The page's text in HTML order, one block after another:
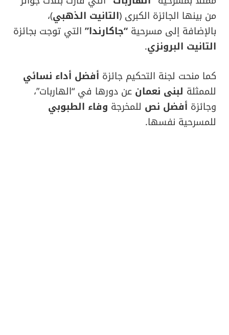
من بينها الجائزة الكبرى (التانيت الذهبي)،
بالإضافة إلى مسرحية “جاكارندا” التي توجت بجائزة
التانيت البرونزي.
كما منحت لجنة التحكيم جائزة أفضل أداء نسائي
للممثلة لبنى نعمان عن دورها في “الهاربات”،
وجائزة أفضل نص للمخرجة وفاء الطبوبي
للمسرحية نفسها.